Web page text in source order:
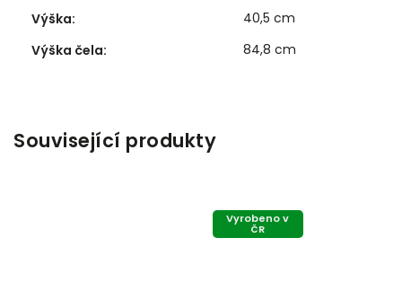
Výška:
40,5 cm
Výška čela: 84,8 cm
Související produkty
Vyrobeno v
ČR